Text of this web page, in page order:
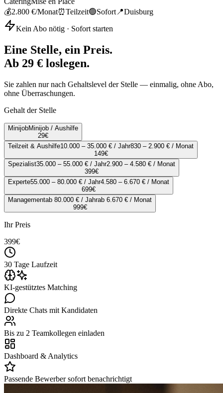
💰2.800 €/Monat⏰Teilzeit🟢Sofort 📍Duisburg
Kein Abo nötig · Sofort starten
Eine Stelle, ein Preis.
Ab 29 € loslegen.
Sie zahlen nur nach Gehaltslevel der Stelle — einmalig, ohne Abo,
ohne Überraschungen.
Gehalt der Stelle
MinijobMinijob / Aushilfe
29€
Teilzeit & Aushilfe10.000 – 35.000 € / Jahr830 – 2.900 € / Monat
149€
Spezialist35.000 – 55.000 € / Jahr2.900 – 4.580 € / Monat
399€
Experte55.000 – 80.000 € / Jahr4.580 – 6.670 € / Monat
699€
Managementab 80.000 € / Jahrab 6.670 € / Monat
999€
Ihr Preis
399€
30 Tage Laufzeit
KI-gestütztes Matching
Direkte Chats mit Kandidaten
Bis zu 2 Teamkollegen einladen
Dashboard & Analytics
Passende Bewerber sofort benachrichtigt